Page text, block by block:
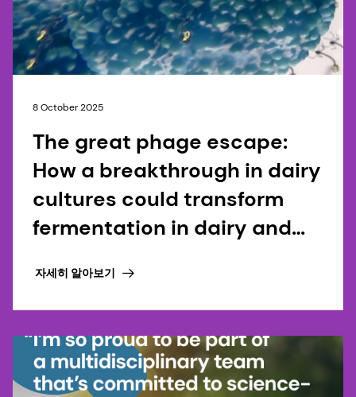
8 October 2025
The great phage escape:
How a breakthrough in dairy
cultures could transform
fermentation in dairy and
자세히 알아보기